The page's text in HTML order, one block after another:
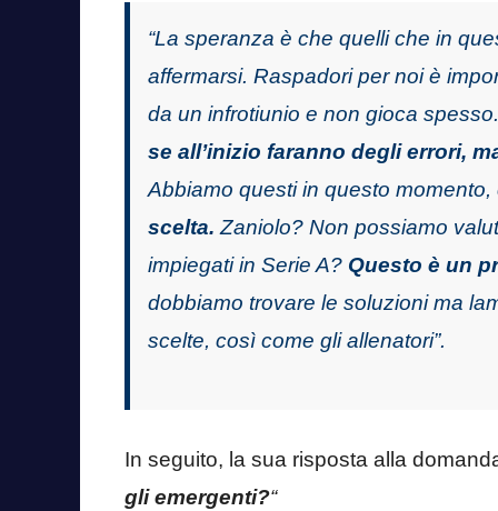
“La speranza è che quelli che in
affermarsi. Raspadori per noi è
da un infrotiunio e non gioca spesso.
se all’inizio faranno degli errori,
Abbiamo questi in questo
scelta. Zaniolo? Non possiamo
impiegati in Serie A? Questo è un
dobbiamo trovare le soluzioni ma
scelte, così come gli allenatori”.
In seguito, la sua risposta alla
gli emergenti?“